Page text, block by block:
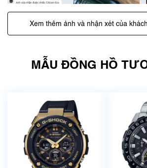
Xem thêm ảnh và nhận xét của
MẪU ĐỒNG HỒ